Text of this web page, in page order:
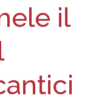
il